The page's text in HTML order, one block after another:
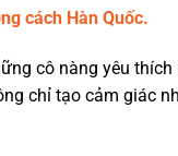
cách Hàn Quốc.
cô nàng yêu
chỉ tạo cảm giác